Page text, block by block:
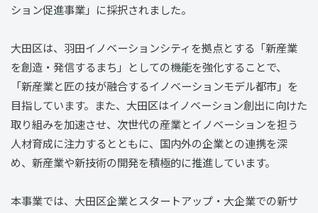
ション促進事業」に採択されました。
大田区は、羽田イノベーションシティを拠点とする「新産業
を創造・発信するまち」としての機能を強化することで、
「新産業と匠の技が融合するイノベーションモデル都市」を
目指しています。また、大田区はイノベーション創出に向けた
取り組みを加速させ、次世代の産業とイノベーションを担う
人材育成に注力するとともに、国内外の企業との連携を深
め、新産業や新技術の開発を積極的に推進しています。
本事業では、大田区企業とスタートアップ・大企業での新サ